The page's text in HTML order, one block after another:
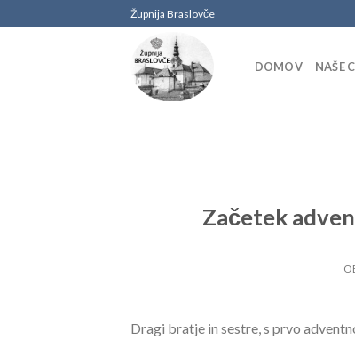
na
Župnija Braslovče
DOMOV NAŠE
Začetek
Dragi bratje in sestre, s prvo